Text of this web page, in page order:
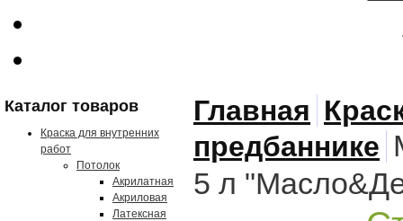
Каталог товаров
Краска для внутренних
работ
Потолок
Акрилатная
Акриловая
Латексная
Главная
предбаннике
5 л